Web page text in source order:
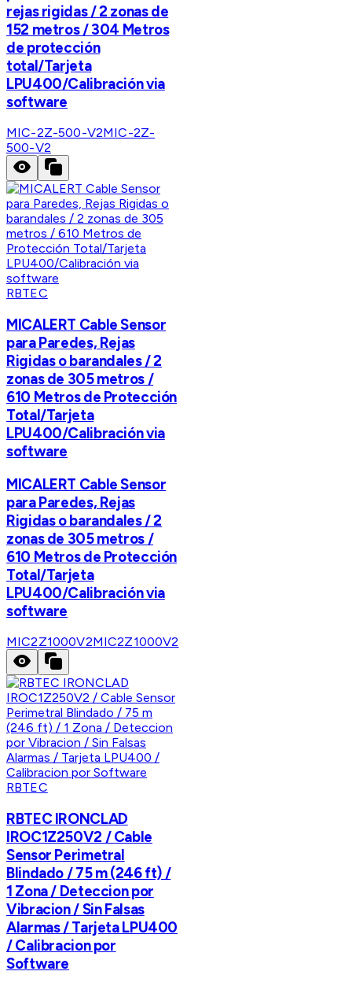
rejas rigidas / 2 zonas de
152 metros / 304 Metros
de protección
total/Tarjeta
LPU400/Calibración via
software
MIC-2Z-500-V2MIC-2Z-
500-V2
RBTEC
MICALERT Cable Sensor
para Paredes, Rejas
Rigidas o barandales / 2
zonas de 305 metros /
610 Metros de Protección
Total/Tarjeta
LPU400/Calibración via
software
MICALERT Cable Sensor
para Paredes, Rejas
Rigidas o barandales / 2
zonas de 305 metros /
610 Metros de Protección
Total/Tarjeta
LPU400/Calibración via
software
MIC2Z1000V2MIC2Z1000V2
RBTEC
RBTEC IRONCLAD
IROC1Z250V2 / Cable
Sensor Perimetral
Blindado / 75 m (246 ft) /
1 Zona / Deteccion por
Vibracion / Sin Falsas
Alarmas / Tarjeta LPU400
/ Calibracion por
Software